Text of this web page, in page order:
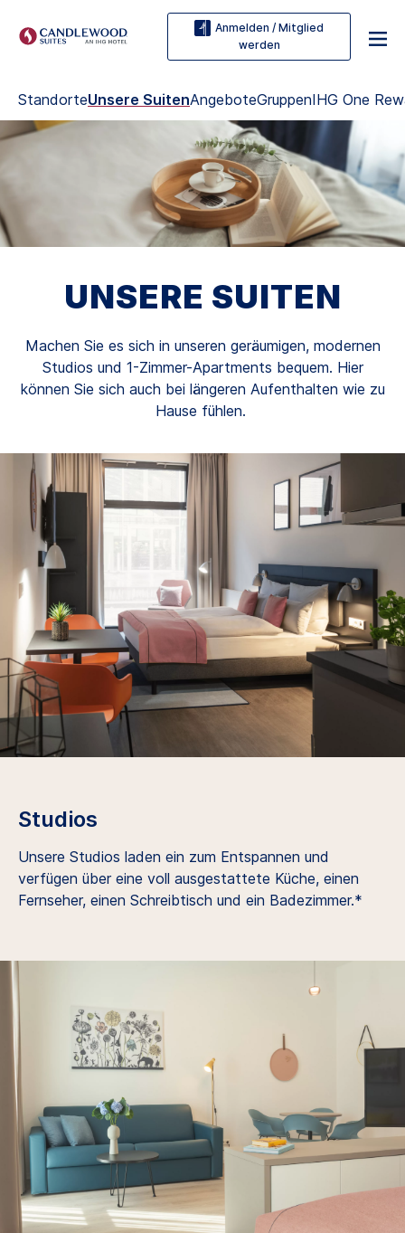
Anmelden / Mitglied
werden
StandorteUnsere SuitenAngeboteGruppenIHG One
UNSERE SUITEN
Machen Sie es sich in unseren geräumigen, modernen
Studios und 1-Zimmer-Apartments bequem. Hier
können Sie sich auch bei längeren Aufenthalten wie zu
Hause fühlen.
Studios
Unsere Studios laden ein zum Entspannen und
verfügen über eine voll ausgestattete Küche, einen
Fernseher, einen Schreibtisch und ein Badezimmer.*